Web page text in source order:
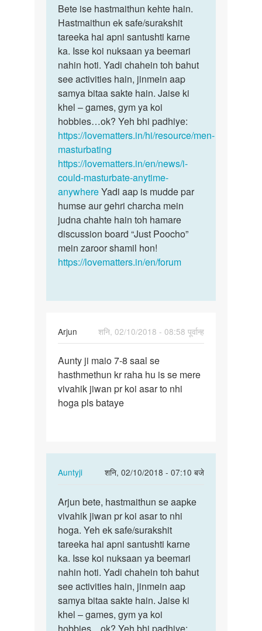
to
Anty
mujhe
lund
pakadkae…
by
vijey
Bete
ise
hastmaithun
kehte…
Bete ise hastmaithun kehte hain.
Hastmaithun ek safe/surakshit
tareeka hai apni santushti karne
ka. Isse koi nuksaan ya beemari
nahin hoti. Yadi chahein toh bahut
see activities hain, jinmein aap
samya bitaa sakte hain. Jaise ki
khel – games, gym ya koi
hobbies…ok? Yeh bhi padhiye:
https://lovematters.in/hi/resource/men-
masturbating
https://lovematters.in/en/news/i-
could-masturbate-anytime-
anywhereYadi aap is mudde par
humse aur gehri charcha mein
judna chahte hain toh hamare
discussion board “Just Poocho”
mein zaroor shamil hon!
https://lovematters.in/en/forum
Arjun
शनि, 02/10/2018 - 08:58 पूर्वान्ह
Aunty
ji
maio
7-
Aunty ji maio 7-8 saal se
hasthmethun kr raha hu is se mere
vivahik jiwan pr koi asar to nhi
hoga pls bataye
Auntyji
शनि, 02/10/2018 - 07:10 बजे
In
to
Aunty
ji
maio
7-
8
saal
se…
by
Arjun
Arjun
bete,
hastmaithun
se…
Arjun bete, hastmaithun se aapke
vivahik jiwan pr koi asar to nhi
hoga. Yeh ek safe/surakshit
tareeka hai apni santushti karne
ka. Isse koi nuksaan ya beemari
nahin hoti. Yadi chahein toh bahut
see activities hain, jinmein aap
samya bitaa sakte hain. Jaise ki
khel – games, gym ya koi
hobbies…ok? Yeh bhi padhiye: